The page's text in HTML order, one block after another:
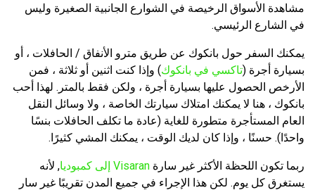
مشاهدة الأسواق الرخيصة في الشوارع الجانبية الصغيرة وليس
في الشارع الرئيسي.
يمكنك السفر حول بانكوك عن طريق مترو الأنفاق / الحافلات ، أو
بسيارة أجرة (تاكسي في بانكوك) وإذا كنت اثنين أو ثلاثة ، فمن
الأرخص الحصول عليها بسيارة أجرة ، ولكن فقط بالمتر. لهذا أحب
بانكوك ، هنا لا يمكنك امتلاك سيارتك الخاصة ، ولا وسائل النقل
العام المستأجرة متطورة للغاية (عادة ما تكلف الحافلات بنسًا
واحدًا). حسنًا ، وإذا كان لديك الوقت ، يمكنك المشي كثيرًا.
ربما تكون اللحظة الأكثر غير سارة Visaran إلى كمبوديا
, لأنه
يستغرق كل يوم. لكن هذا الإجراء في جميع المدن تقريبًا غير سار